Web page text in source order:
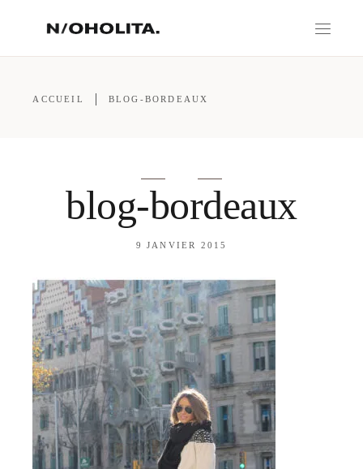
ACCUEIL BLOG-BORDEAUX
blog-bordeaux
9 JANVIER 2015